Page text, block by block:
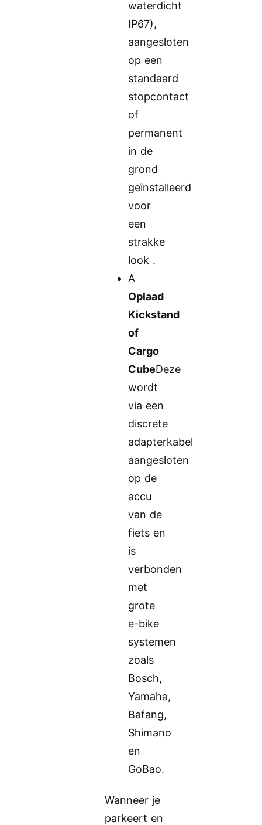
waterdicht
IP67),
aangesloten
op een
standaard
stopcontact
of
permanent
in de
grond
geïnstalleerd
voor
een
strakke
look .
A
Oplaad
Kickstand
of
Cargo
CubeDeze
wordt
via een
discrete
adapterkabel
aangesloten
op de
accu
van de
fiets en
is
verbonden
met
grote
e-bike
systemen
zoals
Bosch,
Yamaha,
Bafang,
Shimano
en
GoBao.
Wanneer je
parkeert en